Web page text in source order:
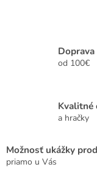
od 100€
Kvalitné
a hračky
Možnosť ukážky
priamo u Vás